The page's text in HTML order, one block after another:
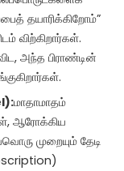
தயாரிக்கிறோம்”
விற்கிறார்கள்.
அந்த பிராண்டின்
மாதாமாதம்
ஆரோக்கிய
முறையும் தேடி